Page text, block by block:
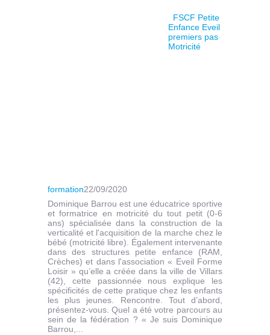
FSCF Petite
Enfance Eveil
premiers pas
Motricité
formation22/09/2020
Dominique Barrou est une éducatrice sportive
et formatrice en motricité du tout petit (0-6
ans) spécialisée dans la construction de la
verticalité et l'acquisition de la marche chez le
bébé (motricité libre). Également intervenante
dans des structures petite enfance (RAM,
Crèches) et dans l'association « Eveil Forme
Loisir » qu’elle a créée dans la ville de Villars
(42), cette passionnée nous explique les
spécificités de cette pratique chez les enfants
les plus jeunes. Rencontre. Tout d’abord,
présentez-vous. Quel a été votre parcours au
sein de la fédération ? « Je suis Dominique
Barrou,...